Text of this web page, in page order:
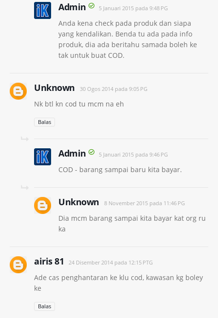
Admin 5 Januari 2015 pada 9:48 PG
Anda kena check pada produk dan siapa
yang kendalikan. Benda tu ada pada info
produk, dia ada beritahu samada boleh ke
tak untuk buat COD.
Unknown 30 Ogos 2014 pada 9:05 PG
Nk btl kn cod tu mcm na eh
Balas
Admin 5 Januari 2015 pada 9:46 PG
COD - barang sampai baru kita bayar.
Unknown 8 November 2015 pada 11:46 PG
Dia mcm barang sampai kita bayar kat org ru
ka
airis 81 24 Disember 2014 pada 12:15 PTG
Ade cas penghantaran ke klu cod, kawasan kg boley
ke
Balas